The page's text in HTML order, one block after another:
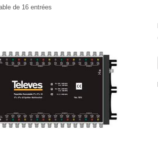
de 16 entrées